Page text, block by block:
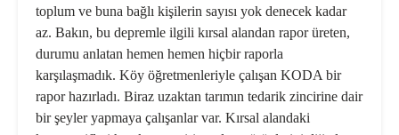
toplum ve buna bağlı kişilerin sayısı yok denecek kadar
az. Bakın, bu depremle ilgili kırsal alandan rapor üreten,
durumu anlatan hemen hemen hiçbir raporla
karşılaşmadık. Köy öğretmenleriyle çalışan KODA bir
rapor hazırladı. Biraz uzaktan tarımın tedarik zincirine dair
bir şeyler yapmaya çalışanlar var. Kırsal alandaki